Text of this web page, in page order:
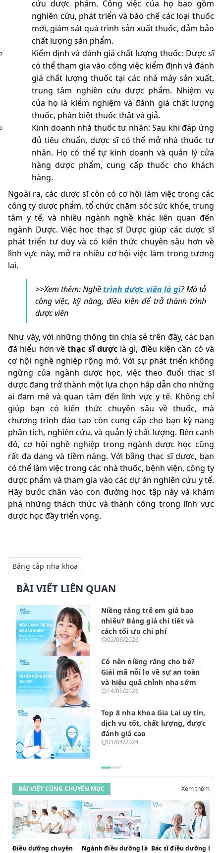
cứu dược phẩm. Công việc của họ bao gồm
nghiên cứu, phát triển và bào chế các loại thuốc
mới, giám sát quá trình sản xuất thuốc, đảm bảo
chất lượng sản phẩm.
Kiểm định và đánh giá chất lượng thuốc: Dược sĩ
có thể tham gia vào công việc kiểm định và đánh
giá chất lượng thuốc tại các nhà máy sản xuất,
trung tâm nghiên cứu dược phẩm. Nhiệm vụ
của họ là kiểm nghiệm và đánh giá chất lượng
thuốc, phân biệt thuốc thật và giả.
Kinh doanh nhà thuốc tư nhân: Sau khi đáp ứng
đủ tiêu chuẩn, dược sĩ có thể mở nhà thuốc tư
nhân. Họ có thể tự kinh doanh và quản lý cửa
hàng dược phẩm, cung cấp thuốc cho khách
hàng.
Ngoài ra, các dược sĩ còn có cơ hội làm việc trong các
công ty dược phẩm, tổ chức chăm sóc sức khỏe, trung
tâm y tế, và nhiều ngành nghề khác liên quan đến
ngành Dược. Việc học thạc sĩ Dược giúp các dược sĩ
phát triển tư duy và có kiến thức chuyên sâu hơn về
lĩnh vực này, mở ra nhiều cơ hội việc làm trong tương
lai.
>>Xem thêm: Nghềtrình dược viên là gì? Mô tả
công việc, kỹ năng, điều kiện để trở thành trình
dược viên
Như vậy, với những thông tin chia sẻ trên đây, các bạn
đã hiểu hơn vềthạc sĩ dượclà gì, điều kiện cần có và
cơ hội nghề nghiệp rộng mở. Với sự phát triển không
ngừng của ngành dược học, việc theo đuổi thạc sĩ
dược đang trở thành một lựa chọn hấp dẫn cho những
ai đam mê và quan tâm đến lĩnh vực y tế. Không chỉ
giúp bạn có kiến thức chuyên sâu về thuốc, mà
chương trình đào tạo còn cung cấp cho bạn kỹ năng
phân tích, nghiên cứu, và quản lý chất lượng. Bên cạnh
đó, cơ hội nghề nghiệp trong ngành dược học cũng
rất đa dạng và tiềm năng. Với bằng thạc sĩ dược, bạn
có thể làm việc trong các nhà thuốc, bệnh viện, công ty
dược phẩm và tham gia vào các dự án nghiên cứu y tế.
Hãy bước chân vào con đường học tập này và khám
phá những thách thức và thành công trong lĩnh vực
dược học đầy triển vọng.
Bằng cấp nha khoa
BÀI VIẾT LIÊN QUAN
Niềng răng trẻ em giá bao
nhiêu? Bảng giá chi tiết và
cách tối ưu chi phí
02/06/2026
Có nên niềng răng cho bé?
Giải mã nỗi lo về sự an toàn
và hiệu quả chỉnh nha sớm
14/05/2026
Top 8 nha khoa Gia Lai uy tín,
dịch vụ tốt, chất lượng, được
đánh giá cao
01/04/2024
BÀI VIẾT CÙNG CHUYÊN MỤC Xem thêm
Điều dưỡng chuyên
Ngành điều dưỡng là Bác sĩ điều dưỡng là